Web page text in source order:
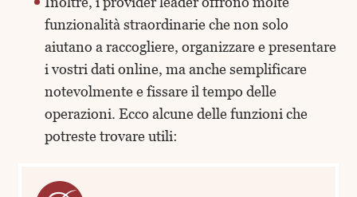
funzionalità straordinarie che non solo
aiutano a raccogliere, organizzare e presentare
i vostri dati online, ma anche semplificare
notevolmente e fissare il tempo delle
operazioni. Ecco alcune delle funzioni che
potreste trovare utili: